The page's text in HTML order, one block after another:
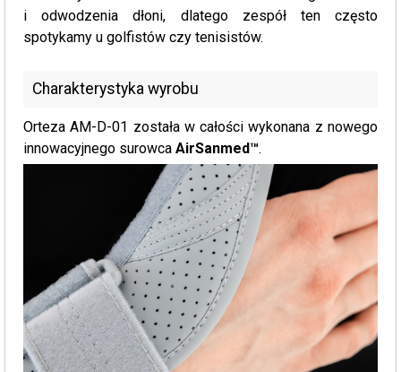
i odwodzenia dłoni, dlatego zespół ten często
spotykamy u golfistów czy tenisistów.
Charakterystyka wyrobu
Orteza AM-D-01 została w całości wykonana z nowego
innowacyjnego surowca AirSanmed™.